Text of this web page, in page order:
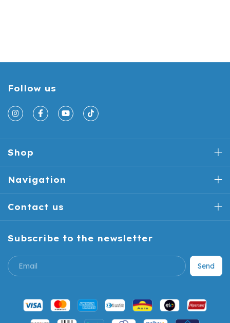
Follow us
Shop
Navigation
Contact us
Subscribe to the newsletter